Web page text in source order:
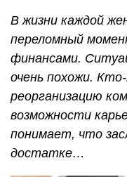
В жизни каждой
переломный
финансами.
очень похожи.
реорганизацию
возможности
понимает, что
достатке…